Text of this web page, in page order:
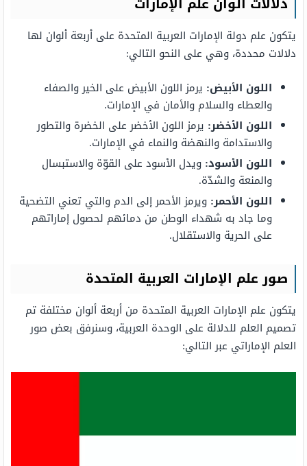
يتكون علم دولة الإمارات العربية المتحدة على أربعة ألوان لها
دلالات محددة، وهي على النحو التالي:
اللون الأبيض: يرمز اللون الأبيض على الخير والصفاء
والعطاء والسلام والأمان في الإمارات.
اللون الأخضر: يرمز اللون الأخضر على الخضرة والتطور
والاستدامة والنهضة والنماء في الإمارات.
اللون الأسود: ويدل الأسود على القوّة والاستبسال
والمنعة والشدّة.
اللون الأحمر: ويرمز الأحمر إلى الدم والتي تعني التضحية
وما جاد به شهداء الوطن من دمائهم لحصول إماراتهم
على الحرية والاستقلال.
صور علم الإمارات العربية المتحدة
يتكون علم الإمارات العربية المتحدة من أربعة ألوان مختلفة تم
تصميم العلم للدلالة على الوحدة العربية، وسنرفق بعض صور
العلم الإماراتي عبر التالي: